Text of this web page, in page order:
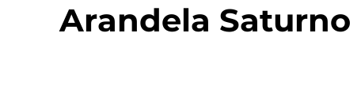
Arandela Saturno